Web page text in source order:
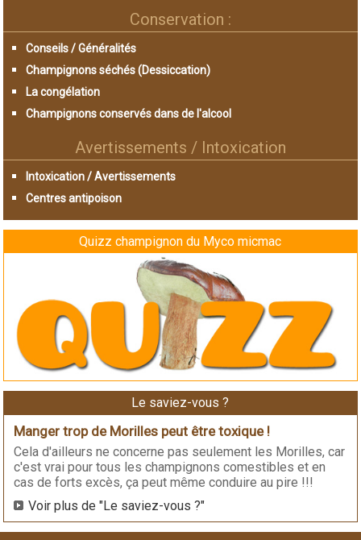
Conservation :
Conseils / Généralités
Champignons séchés (Dessiccation)
La congélation
Champignons conservés dans de l'alcool
Avertissements / Intoxication
Intoxication / Avertissements
Centres antipoison
Quizz champignon du Myco micmac
Le saviez-vous ?
Manger trop de Morilles peut être toxique !
Cela d'ailleurs ne concerne pas seulement les Morilles, car
c'est vrai pour tous les champignons comestibles et en
cas de forts excès, ça peut même conduire au pire !!!
Voir plus de "Le saviez-vous ?"